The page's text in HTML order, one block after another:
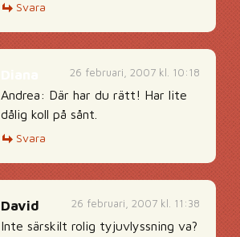
Svara
26 februari, 2007 kl. 10:18
Andrea: Där har du rätt! Har lite
dålig koll på sånt.
Svara
26 februari, 2007 kl. 11:38
David
Inte särskilt rolig tyjuvlyssning va?